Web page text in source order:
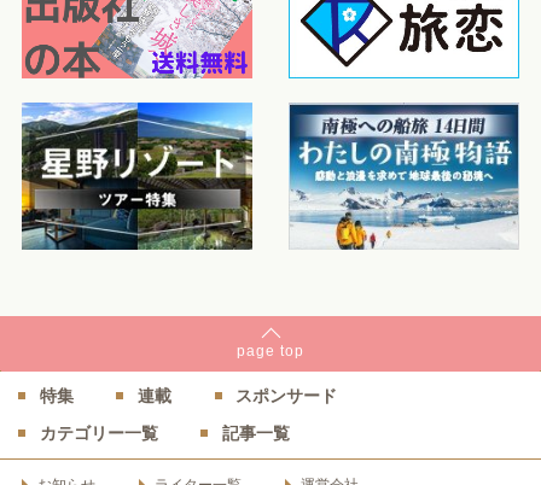
page top
特集 連載
スポンサード
カテゴリー一覧
記事一覧